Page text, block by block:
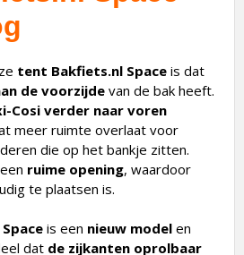
tent Bakfiets.nl Space is dat
de voorzijde van de bak heeft.
Cosi verder naar voren
meer ruimte overlaat voor
die op het bankje zitten.
ruime opening, waardoor
te plaatsen is.
is een nieuw model en
dat de zijkanten oprolbaar